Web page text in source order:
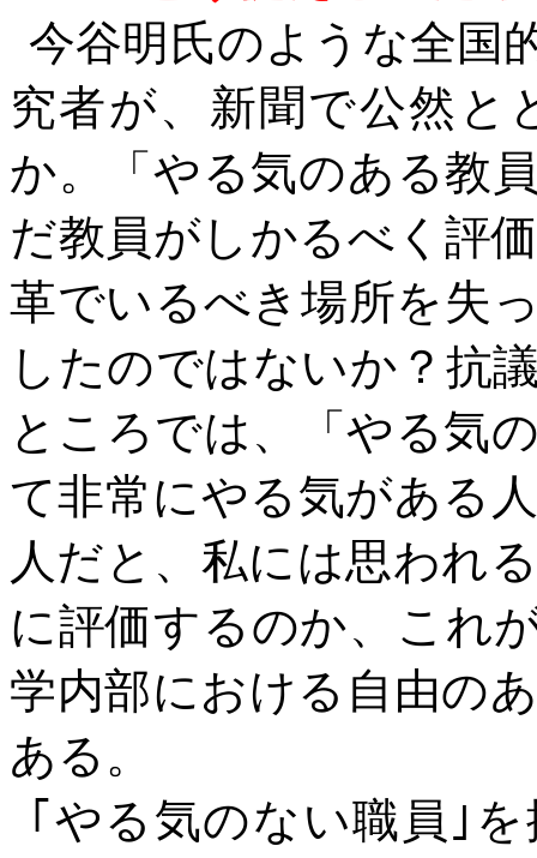
今谷明氏のような全国
究者が、新聞で公然と
か。「やる気のある教
だ教員がしかるべく評
革でいるべき場所を失
したのではないか？抗
ところでは、「やる気
て非常にやる気がある
人だと、私には思われ
に評価するのか、これ
学内部における自由の
ある。
｢やる気のない職員｣